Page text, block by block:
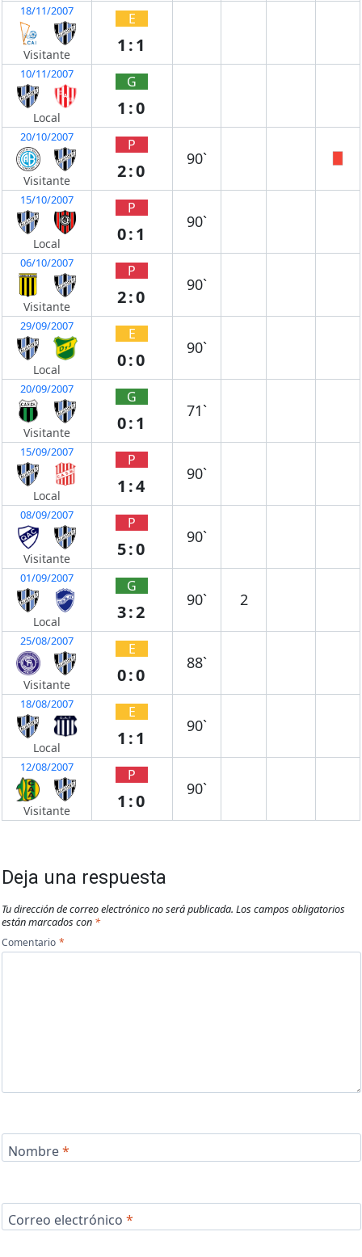
18/11/2007
Visitante
E
1:1
10/11/2007
Local
G
1:0
20/10/2007
Visitante
P
2:0
90`
15/10/2007
Local
P
0:1
90`
06/10/2007
Visitante
P
2:0
90`
29/09/2007
Local
E
0:0
90`
20/09/2007
Visitante
G
0:1
71`
15/09/2007
Local
P
1:4
90`
08/09/2007
Visitante
P
5:0
90`
01/09/2007
Local
G
3:2
90` 2
25/08/2007
Visitante
E
0:0
88`
18/08/2007
Local
E
1:1
90`
12/08/2007
Visitante
P
1:0
90`
Deja una respuesta
Tu dirección de correo electrónico no será publicada. Los campos obligatorios
están marcados con *
Comentario *
Nombre*
Correo electrónico *